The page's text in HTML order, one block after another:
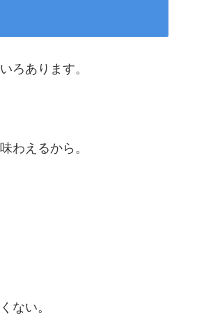
ろあります。
わえるから。
ない。